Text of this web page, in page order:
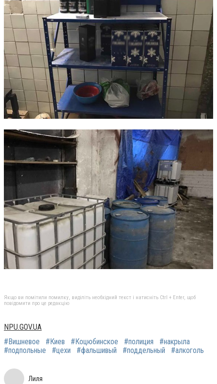
Якщо ви помітили помилку, виділіть необхідний текст і натисніть Ctrl + Enter, щоб
повідомити про це редакцію
NPU.GOV.UA
#Вишневое
#Киев #Коцюбинское #полиция
#накрыла
#подпольные
#цехи #фальшивый #поддельный #алкоголь
Лиля